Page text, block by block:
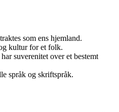
som ens hjemland.
kultur for et folk.
suverenitet over et bestemt
språk og skriftspråk.